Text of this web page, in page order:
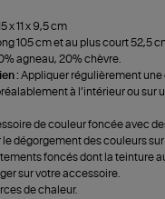
x 11 x 9,5 cm
105 cm et au plus court 52,5
agneau, 20% chèvre.
:Appliquer régulièrement
à l’intérieur ou sur
de couleur foncée avec
dégorgement des couleurs
foncés dont la teinture
sur votre accessoire.
de chaleur.